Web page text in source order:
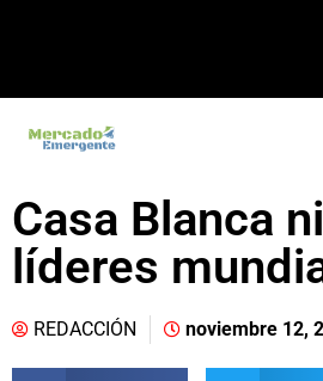
Casa Blanca
líderes
REDACCIÓN noviembre 12,